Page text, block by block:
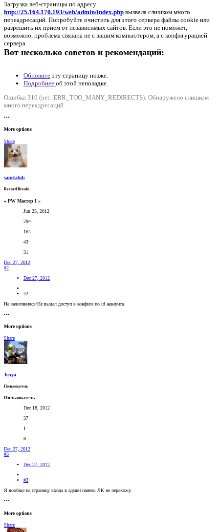
Загрузка веб-страницы по адресу
http://25.164.170.193/web/admin/index.php вызвала слишком много
переадресаций. Попробуйте очистить для этого сервера файлы cookie или
разрешить их прием от независимых сайтов. Если это не поможет,
возможно, проблема связана не с вашим компьютером, а с конфигурацией
сервера.
Вот несколько советов и рекомендаций:
Обновите эту страницу позже.
Подробнее об этой неполадке.
Ошибка 310 (net::ERR_TOO_MANY_REDIRECTS): Обнаружено слишком
много переадресаций.
•••
More options
Share
sanekdnb
Record Breaks
« PW Мастер I »
Jun 25, 2012
294
164
43
31
Dec 27, 2012
#2
Dec 27, 2012
#2
Не залогинился/Не выдал доступ в конфиге по id аккаунта
•••
More options
Share
Jenya
Пользователь
Пользователь
Dec 18, 2012
37
1
6
Dec 27, 2012
#3
Dec 27, 2012
#3
Я вообще на страницу входа в админ панель ЛК не перехожу.
•••
More options
Share